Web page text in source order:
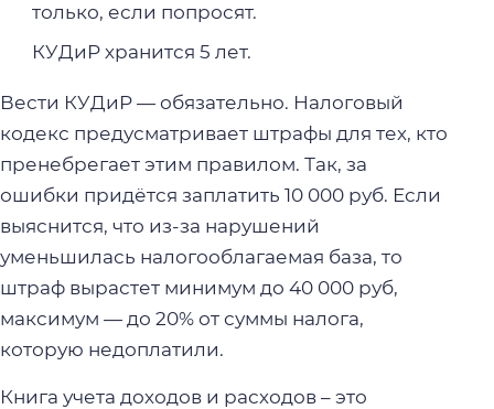
только, если попросят.
КУДиР хранится 5 лет.
Вести КУДиР — обязательно. Налоговый
кодекс предусматривает штрафы для тех, кто
пренебрегает этим правилом. Так, за
ошибки придётся заплатить 10 000 руб. Если
выяснится, что из-за нарушений
уменьшилась налогооблагаемая база, то
штраф вырастет минимум до 40 000 руб,
максимум — до 20% от суммы налога,
которую недоплатили.
Книга учета доходов и расходов – это